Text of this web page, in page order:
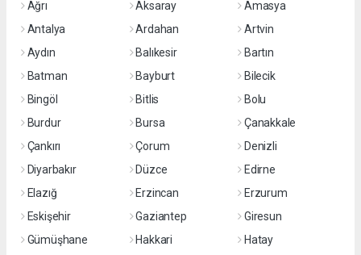
Ağrı
Aksaray
Amasya
Antalya
Ardahan
Artvin
Aydın
Balıkesir
Bartın
Batman
Bayburt
Bilecik
Bingöl
Bitlis
Bolu
Burdur
Bursa
Çanakkale
Çankırı
Çorum
Denizli
Diyarbakır
Düzce
Edirne
Elazığ
Erzincan
Erzurum
Eskişehir
Gaziantep
Giresun
Gümüşhane
Hakkari
Hatay